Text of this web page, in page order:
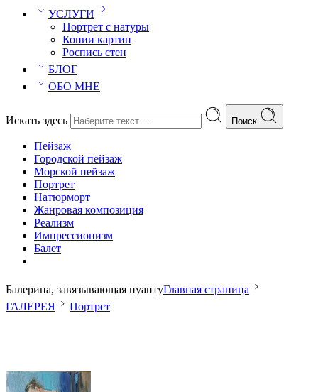
УСЛУГИ
Портрет с натуры
Копии картин
Роспись стен
БЛОГ
ОБО МНЕ
Искать здесь Поиск
Пейзаж
Городской пейзаж
Морской пейзаж
Портрет
Натюрморт
Жанровая композиция
Реализм
Импрессионизм
Балет
Балерина, завязывающая пуантуГлавная страница
ГАЛЕРЕЯ
Портрет